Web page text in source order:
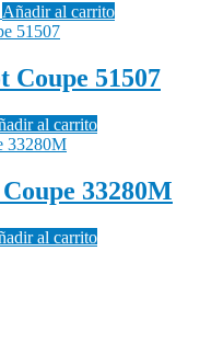
Añadir al carrito
Coupe 51507
al carrito
33280M
al carrito